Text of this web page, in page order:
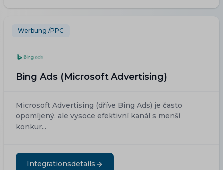
Werbung /PPC
Bing Ads (Microsoft Advertising)
Microsoft Advertising (dříve Bing Ads) je často
opomíjený, ale vysoce efektivní kanál s menší
konkur...
Integrationsdetails